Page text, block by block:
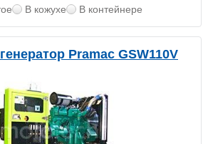
В кожухе В контейнере
Pramac GSW110V